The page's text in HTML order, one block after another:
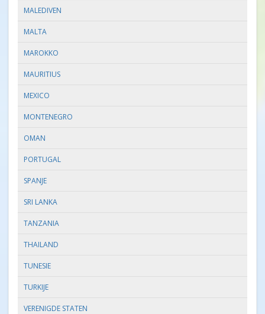
MALEDIVEN
MALTA
MAROKKO
MAURITIUS
MEXICO
MONTENEGRO
OMAN
PORTUGAL
SPANJE
SRI LANKA
TANZANIA
THAILAND
TUNESIE
TURKIJE
VERENIGDE STATEN